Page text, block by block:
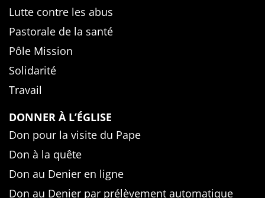
Lutte contre les abus
Pastorale de la santé
Pôle Mission
Solidarité
Travail
DONNER À L’ÉGLISE
Don pour la visite du Pape
Don à la quête
Don au Denier en ligne
Don au Denier par prélèvement automatique